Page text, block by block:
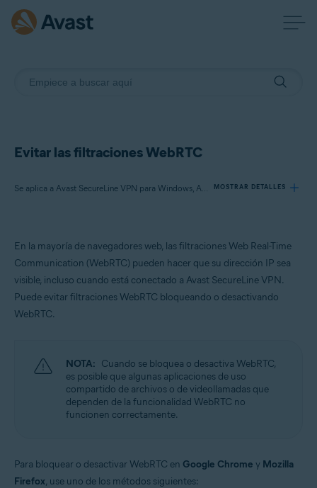
Evitar las filtraciones WebRTC
Se aplica a Avast SecureLine VPN para Windows, Avast SecureLine VPN para Mac MOSTRAR DETALLES
Productos:
Avast SecureLine VPN 5.x para Windows
Sistemas operativos:
Microsoft Windows 7 Home Basic/Home
Premium/Professional/Enterprise/Ultimate - Service Pack 1, 32 o 64 bits
Apple macOS 11.x (Big Sur)
Apple macOS 10.15.x (Catalina)
En la mayoría de navegadores web, las filtraciones Web Real-Time
Communication (WebRTC) pueden hacer que su dirección IP sea
visible, incluso cuando está conectado a Avast SecureLine VPN.
Puede evitar filtraciones WebRTC bloqueando o desactivando
WebRTC.
NOTA: Cuando se bloquea o desactiva WebRTC,
es posible que algunas aplicaciones de uso
compartido de archivos o de videollamadas que
dependen de la funcionalidad WebRTC no
funcionen correctamente.
Para bloquear o desactivar WebRTC en Google Chrome y Mozilla
Firefox, use uno de los métodos siguientes: